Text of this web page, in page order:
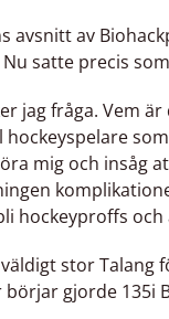
avsnitt av
satte precis
jag fråga. Vem
hockeyspelare
mig och insåg
hockeyproffs och
stor Talang
börjar gjorde 135i